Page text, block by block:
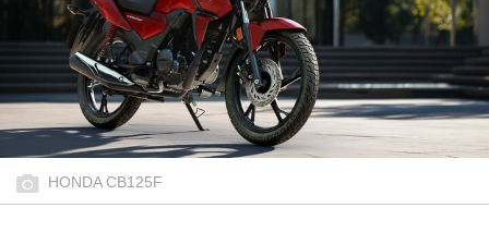
HONDA CB125F